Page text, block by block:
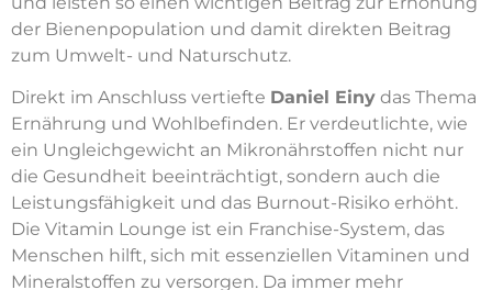
der Bienenpopulation und damit direkten Beitrag
zum Umwelt- und Naturschutz.
Direkt im Anschluss vertiefte Daniel Einy das Thema
Ernährung und Wohlbefinden. Er verdeutlichte, wie
ein Ungleichgewicht an Mikronährstoffen nicht nur
die Gesundheit beeinträchtigt, sondern auch die
Leistungsfähigkeit und das Burnout-Risiko erhöht.
Die Vitamin Lounge ist ein Franchise-System, das
Menschen hilft, sich mit essenziellen Vitaminen und
Mineralstoffen zu versorgen. Da immer mehr